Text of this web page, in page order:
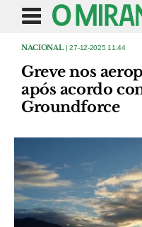
NACIONAL| 27-12-2025 11:44
Greve nos
após acordo
Groundforce